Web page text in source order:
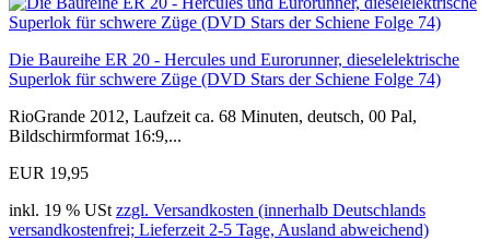
Die Baureihe ER 20 - Hercules und Eurorunner, dieselelektrische
Superlok für schwere Züge (DVD Stars der Schiene Folge 74)
RioGrande 2012, Laufzeit ca. 68 Minuten, deutsch, 00 Pal,
Bildschirmformat 16:9,...
EUR 19,95
inkl. 19 % USt zzgl. Versandkosten (innerhalb Deutschlands
versandkostenfrei; Lieferzeit 2-5 Tage, Ausland abweichend)